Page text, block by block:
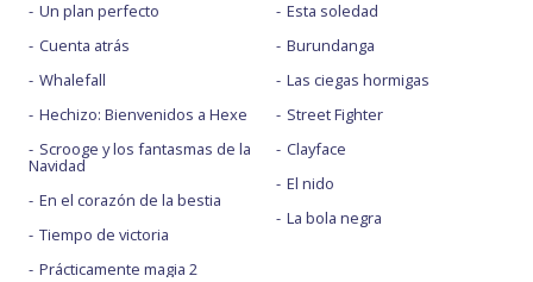
Un plan perfecto
Cuenta atrás
Whalefall
Hechizo: Bienvenidos a Hexe
Scrooge y los fantasmas de la
Navidad
En el corazón de la bestia
Tiempo de victoria
Prácticamente magia 2
Esta soledad
Burundanga
Las ciegas hormigas
Street Fighter
Clayface
El nido
La bola negra